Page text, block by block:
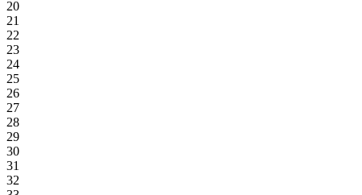
20
21
22
23
24
25
26
27
28
29
30
31
32